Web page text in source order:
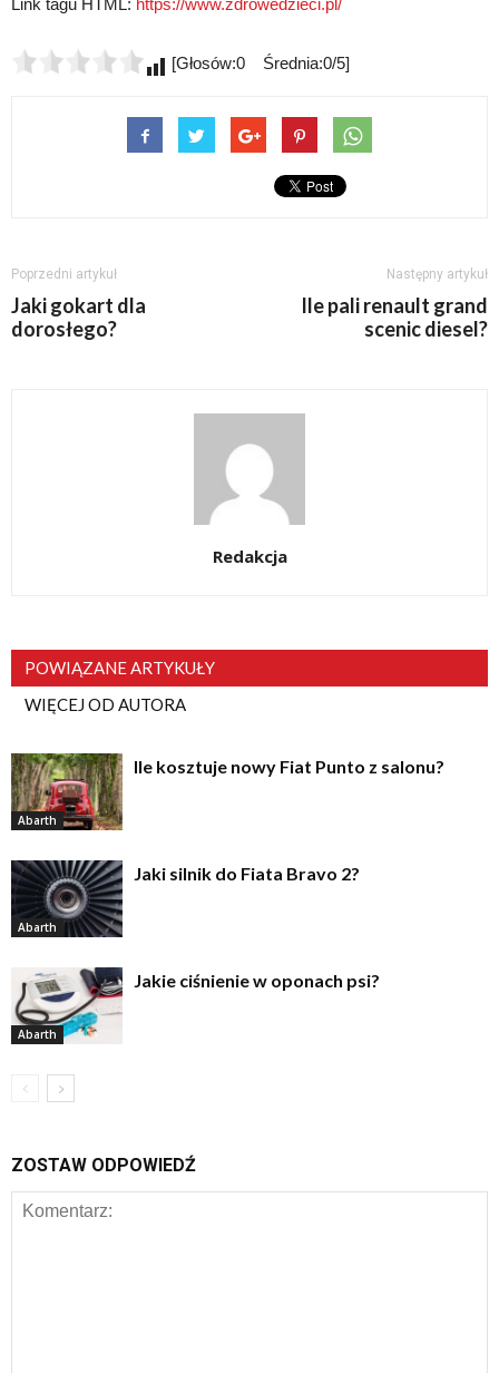
[Głosów:0 Średnia:0/5]
Poprzedni artykuł
Jaki gokart dla
dorosłego?
Następny artykuł
Ile pali renault grand
scenic diesel?
Redakcja
POWIĄZANE ARTYKUŁY
WIĘCEJ OD AUTORA
Abarth
Ile kosztuje nowy Fiat Punto z salonu?
Abarth
Jaki silnik do Fiata Bravo 2?
Abarth
Jakie ciśnienie w oponach psi?
ZOSTAW ODPOWIEDŹ